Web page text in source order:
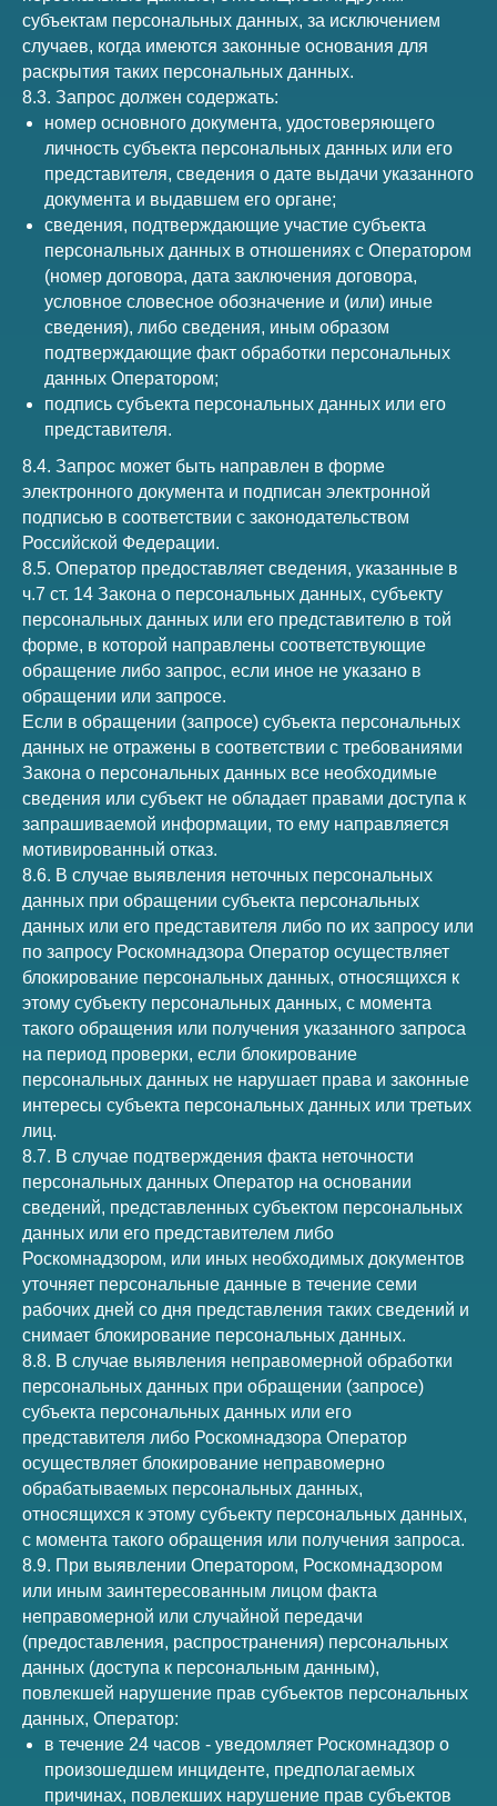
субъектам персональных данных, за исключением
случаев, когда имеются законные основания для
раскрытия таких персональных данных.
8.3. Запрос должен содержать:
номер основного документа, удостоверяющего
личность субъекта персональных данных или его
представителя, сведения о дате выдачи указанного
документа и выдавшем его органе;
сведения, подтверждающие участие субъекта
персональных данных в отношениях с Оператором
(номер договора, дата заключения договора,
условное словесное обозначение и (или) иные
сведения), либо сведения, иным образом
подтверждающие факт обработки персональных
данных Оператором;
подпись субъекта персональных данных или его
представителя.
8.4. Запрос может быть направлен в форме
электронного документа и подписан электронной
подписью в соответствии с законодательством
Российской Федерации.
8.5. Оператор предоставляет сведения, указанные в
ч.7 ст. 14 Закона о персональных данных, субъекту
персональных данных или его представителю в той
форме, в которой направлены соответствующие
обращение либо запрос, если иное не указано в
обращении или запросе.
Если в обращении (запросе) субъекта персональных
данных не отражены в соответствии с требованиями
Закона о персональных данных все необходимые
сведения или субъект не обладает правами доступа к
запрашиваемой информации, то ему направляется
мотивированный отказ.
8.6. В случае выявления неточных персональных
данных при обращении субъекта персональных
данных или его представителя либо по их запросу или
по запросу Роскомнадзора Оператор осуществляет
блокирование персональных данных, относящихся к
этому субъекту персональных данных, с момента
такого обращения или получения указанного запроса
на период проверки, если блокирование
персональных данных не нарушает права и законные
интересы субъекта персональных данных или третьих
лиц.
8.7. В случае подтверждения факта неточности
персональных данных Оператор на основании
сведений, представленных субъектом персональных
данных или его представителем либо
Роскомнадзором, или иных необходимых документов
уточняет персональные данные в течение семи
рабочих дней со дня представления таких сведений и
снимает блокирование персональных данных.
8.8. В случае выявления неправомерной обработки
персональных данных при обращении (запросе)
субъекта персональных данных или его
представителя либо Роскомнадзора Оператор
осуществляет блокирование неправомерно
обрабатываемых персональных данных,
относящихся к этому субъекту персональных данных,
с момента такого обращения или получения запроса.
8.9. При выявлении Оператором, Роскомнадзором
или иным заинтересованным лицом факта
неправомерной или случайной передачи
(предоставления, распространения) персональных
данных (доступа к персональным данным),
повлекшей нарушение прав субъектов персональных
данных, Оператор:
в течение 24 часов - уведомляет Роскомнадзор о
произошедшем инциденте, предполагаемых
причинах, повлекших нарушение прав субъектов